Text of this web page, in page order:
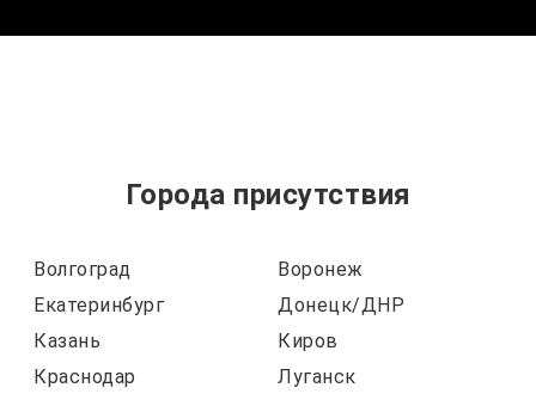
Города присутствия
Волгоград
Воронеж
Екатеринбург
Донецк/ДНР
Казань
Киров
Краснодар
Луганск